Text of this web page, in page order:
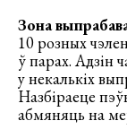
Зона
10 розных
ў парах. Адзін
у некалькіх
Назбіраеце
абмяняць на